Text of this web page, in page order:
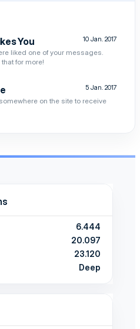
10 Jan. 2017
You
liked one of your messages.
for more!
5 Jan. 2017
on the site to receive
6.444
20.097
23.120
Deep